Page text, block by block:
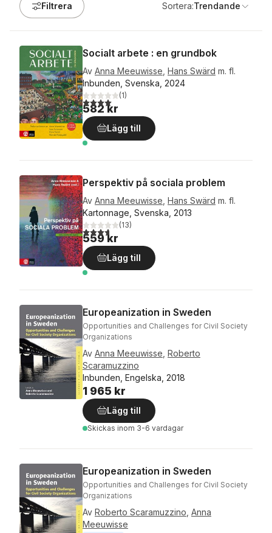
Filtrera Sortera:Trendande
Socialt arbete : en grundbok
Av Anna Meeuwisse Hans Swärd m. fl.
Inbunden, Svenska, 2024
4,0utav 5 stjärnor. Totalt antal röster:
(1)
582 kr
Lägg till
Perspektiv på sociala problem
Av Anna Meeuwisse Hans Swärd m. fl.
Kartonnage, Svenska, 2013
3,7utav 5 stjärnor. Totalt antal röster:
(13)
559 kr
Lägg till
Europeanization in Sweden
Opportunities and Challenges for Civil Society
Organizations
Av Anna Meeuwisse Roberto
Scaramuzzino
Inbunden, Engelska, 2018
1 965 kr
Lägg till
Skickas inom 3-6 vardagar
Europeanization in Sweden
Opportunities and Challenges for Civil Society
Organizations
Av Roberto Scaramuzzino Anna
Meeuwisse